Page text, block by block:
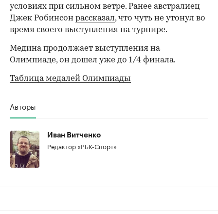
условиях при сильном ветре. Ранее австралиец
Джек Робинсон рассказал, что чуть не утонул во
время своего выступления на турнире.
Медина продолжает выступления на
Олимпиаде, он дошел уже до 1/4 финала.
Таблица медалей Олимпиады
Авторы
Иван Витченко
Редактор «РБК-Спорт»